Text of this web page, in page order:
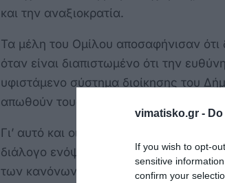
vimatisko.gr -
If you wish to opt-
sensitive
confirm your
και την αναξιοκρατία.
Τα μέλη του Ομίλου αποσαφήνισαν
όταν είναι διαπιστωμένο ότι την
υφιστάμενο σύστημα διοίκησης του
απωθούν τους πολίτες.
Γι’ αυτό και οι επόμενες προτάσεις
διάλογο ενόψει των προσεχών
των κανόνων της λειτουργίας του